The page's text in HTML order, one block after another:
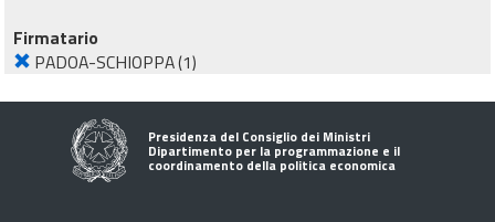
Firmatario
PADOA-SCHIOPPA(1)
Presidenza del Consiglio dei Ministri
Dipartimento per la programmazione e il
coordinamento della politica economica